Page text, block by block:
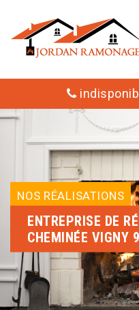
NOS RÉALISATIONS
ENTREPRISE DE
CHEMINÉE VIGNY